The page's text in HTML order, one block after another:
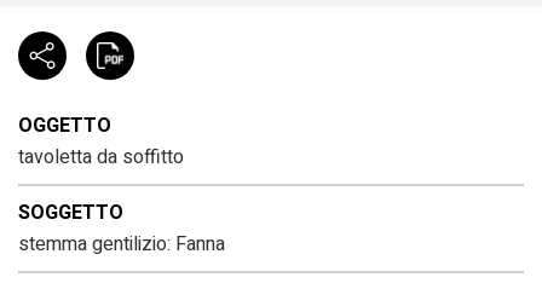
OGGETTO
tavoletta da soffitto
SOGGETTO
stemma gentilizio: Fanna